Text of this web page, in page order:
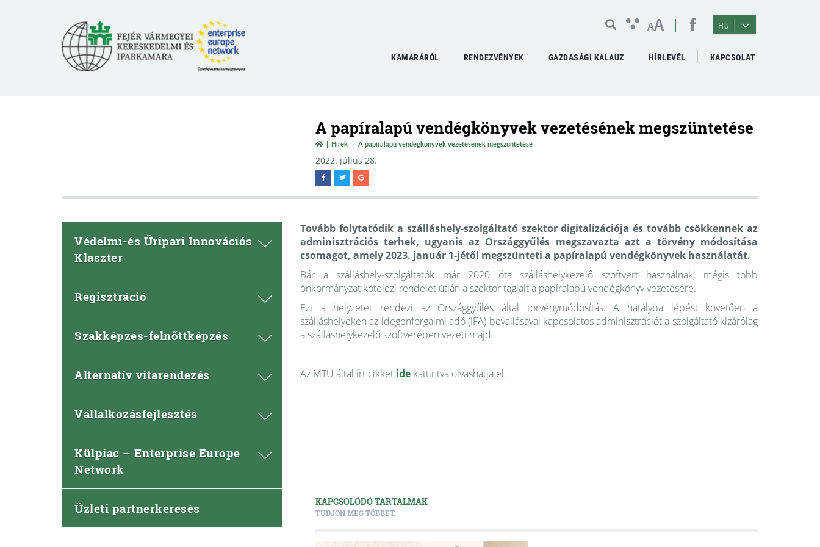
AA HU
KAMARÁRÓL RENDEZVÉNYEK GAZDASÁGI KALAUZ HÍRLEVÉL KAPCSOLAT
A papíralapú vendégkönyvek vezetésének megszüntetése
Hírek A papíralapú vendégkönyvek vezetésének megszüntetése
2022. július 28.
Védelmi-és Űripari Innovációs
Klaszter
Regisztráció
Szakképzés-felnőttképzés
Alternatív vitarendezés
Vállalkozásfejlesztés
Külpiac – Enterprise Europe
Network
Üzleti partnerkeresés
Tovább folytatódik a szálláshely-szolgáltató szektor digitalizációja és tovább csökkennek az
adminisztrációs terhek, ugyanis az Országgyűlés megszavazta azt a törvény módosítása
csomagot, amely 2023. január 1-jétől megszünteti a papíralapú vendégkönyvek használatát.
Bár a szálláshely-szolgáltatók már 2020 óta szálláshelykezelő szoftvert használnak, mégis több
önkormányzat kötelezi rendelet útján a szektor tagjait a papíralapú vendégkönyv vezetésére.
Ezt a helyzetet rendezi az Országgyűlés által törvénymódosítás. A hatályba lépést követően a
szálláshelyeken az idegenforgalmi adó (IFA) bevallásával kapcsolatos adminisztrációt a szolgáltató kizárólag
a szálláshelykezelő szoftverében vezeti majd.
Az MTÜ által írt cikket ide kattintva olvashatja el.
KAPCSOLÓDÓ TARTALMAK
TUDJON MEG TÖBBET.